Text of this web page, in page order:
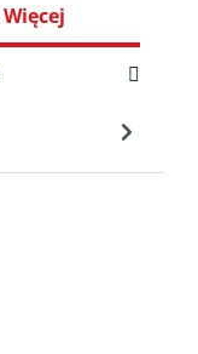
Więcej